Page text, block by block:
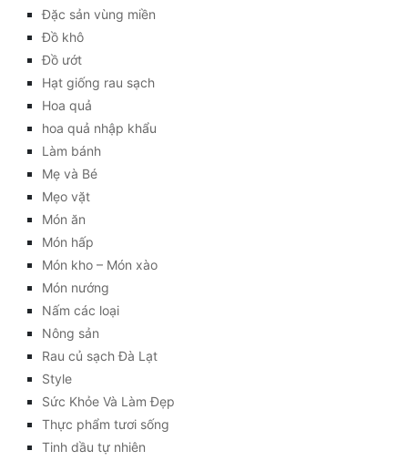
Đặc sản vùng miền
Đồ khô
Đồ ướt
Hạt giống rau sạch
Hoa quả
hoa quả nhập khẩu
Làm bánh
Mẹ và Bé
Mẹo vặt
Món ăn
Món hấp
Món kho – Món xào
Món nướng
Nấm các loại
Nông sản
Rau củ sạch Đà Lạt
Style
Sức Khỏe Và Làm Đẹp
Thực phẩm tươi sống
Tinh dầu tự nhiên